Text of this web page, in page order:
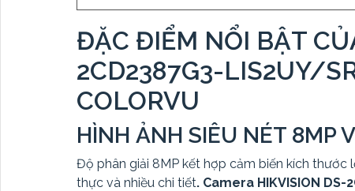
ĐẶC ĐIỂM NỔI BẬT
2CD2387G3-LIS2UY/
COLORVU
HÌNH ẢNH SIÊU NÉT 8MP
Độ phân giải 8MP kết hợp cảm biến kích thước
thực và nhiều chi tiết. Camera HIKVISION DS-